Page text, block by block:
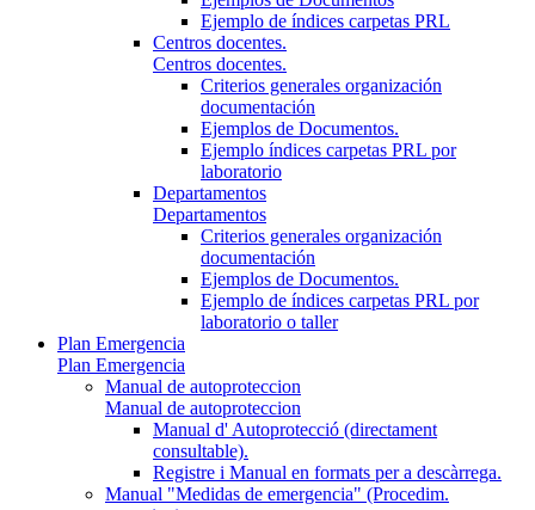
Ejemplo de índices carpetas PRL
Centros docentes.
Centros docentes.
Criterios generales organización
documentación
Ejemplos de Documentos.
Ejemplo índices carpetas PRL por
laboratorio
Departamentos
Departamentos
Criterios generales organización
documentación
Ejemplos de Documentos.
Ejemplo de índices carpetas PRL por
laboratorio o taller
Plan Emergencia
Plan Emergencia
Manual de autoproteccion
Manual de autoproteccion
Manual d' Autoprotecció (directament
consultable).
Registre i Manual en formats per a descàrrega.
Manual "Medidas de emergencia" (Procedim.